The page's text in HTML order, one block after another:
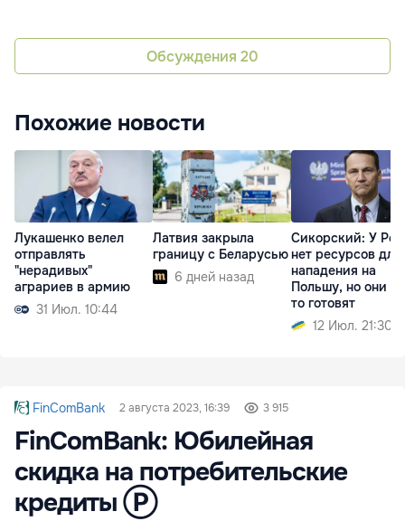
Обсуждения 20
Похожие новости
Лукашенко велел
отправлять
"нерадивых"
аграриев в армию
31 Июл. 10:44
Латвия закрыла
границу с Беларусью
6 дней назад
Сикорский: У
нет ресурсов для
нападения на
Польшу, но они
то готовят
12 Июл. 21:30
FinComBank 2 августа 2023, 16:39 3 915
FinComBank: Юбилейная
скидка на потребительские
кредиты Ⓟ